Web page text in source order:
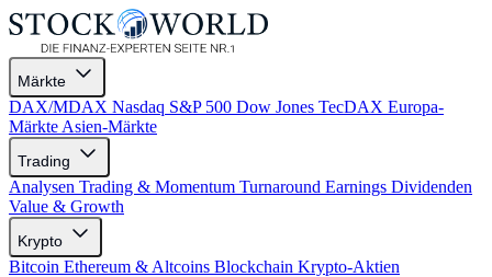
Märkte
DAX/MDAX Nasdaq S&P 500 Dow Jones TecDAX Europa-
Märkte Asien-Märkte
Trading
Analysen Trading & Momentum Turnaround Earnings Dividenden
Value & Growth
Krypto
Bitcoin Ethereum & Altcoins Blockchain Krypto-Aktien